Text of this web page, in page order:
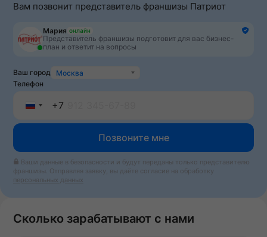
Вам позвонит представитель франшизы Патриот
Мария онлайн
Представитель франшизы подготовит для вас бизнес-
план и ответит на вопросы
Ваш город
Москва
Телефон
+7
Позвоните мне
Ваши данные в безопасности и будут переданы только представителю
франшизы. Отправляя заявку, вы даёте согласие на обработку
персональных данных
Сколько зарабатывают с нами